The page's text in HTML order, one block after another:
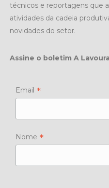
técnicos e reportagens que
atividades da cadeia
novidades do setor.
Assine o boletim A
Email *
Nome *